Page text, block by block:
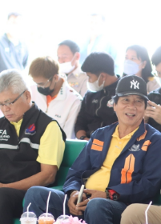
พอใจ
ศ ก.จ.จ. สุพรรณบุรี (พ.ศ